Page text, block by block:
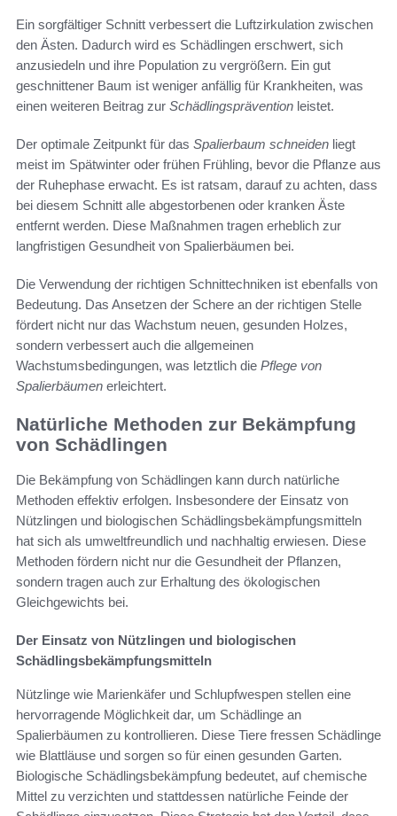
Ein sorgfältiger Schnitt verbessert die Luftzirkulation zwischen
den Ästen. Dadurch wird es Schädlingen erschwert, sich
anzusiedeln und ihre Population zu vergrößern. Ein gut
geschnittener Baum ist weniger anfällig für Krankheiten, was
einen weiteren Beitrag zur Schädlingsprävention leistet.
Der optimale Zeitpunkt für das Spalierbaum schneiden liegt
meist im Spätwinter oder frühen Frühling, bevor die Pflanze aus
der Ruhephase erwacht. Es ist ratsam, darauf zu achten, dass
bei diesem Schnitt alle abgestorbenen oder kranken Äste
entfernt werden. Diese Maßnahmen tragen erheblich zur
langfristigen Gesundheit von Spalierbäumen bei.
Die Verwendung der richtigen Schnittechniken ist ebenfalls von
Bedeutung. Das Ansetzen der Schere an der richtigen Stelle
fördert nicht nur das Wachstum neuen, gesunden Holzes,
sondern verbessert auch die allgemeinen
Wachstumsbedingungen, was letztlich die Pflege von
Spalierbäumen erleichtert.
Natürliche Methoden zur Bekämpfung
von Schädlingen
Die Bekämpfung von Schädlingen kann durch natürliche
Methoden effektiv erfolgen. Insbesondere der Einsatz von
Nützlingen und biologischen Schädlingsbekämpfungsmitteln
hat sich als umweltfreundlich und nachhaltig erwiesen. Diese
Methoden fördern nicht nur die Gesundheit der Pflanzen,
sondern tragen auch zur Erhaltung des ökologischen
Gleichgewichts bei.
Der Einsatz von Nützlingen und biologischen
Schädlingsbekämpfungsmitteln
Nützlinge wie Marienkäfer und Schlupfwespen stellen eine
hervorragende Möglichkeit dar, um Schädlinge an
Spalierbäumen zu kontrollieren. Diese Tiere fressen Schädlinge
wie Blattläuse und sorgen so für einen gesunden Garten.
Biologische Schädlingsbekämpfung bedeutet, auf chemische
Mittel zu verzichten und stattdessen natürliche Feinde der